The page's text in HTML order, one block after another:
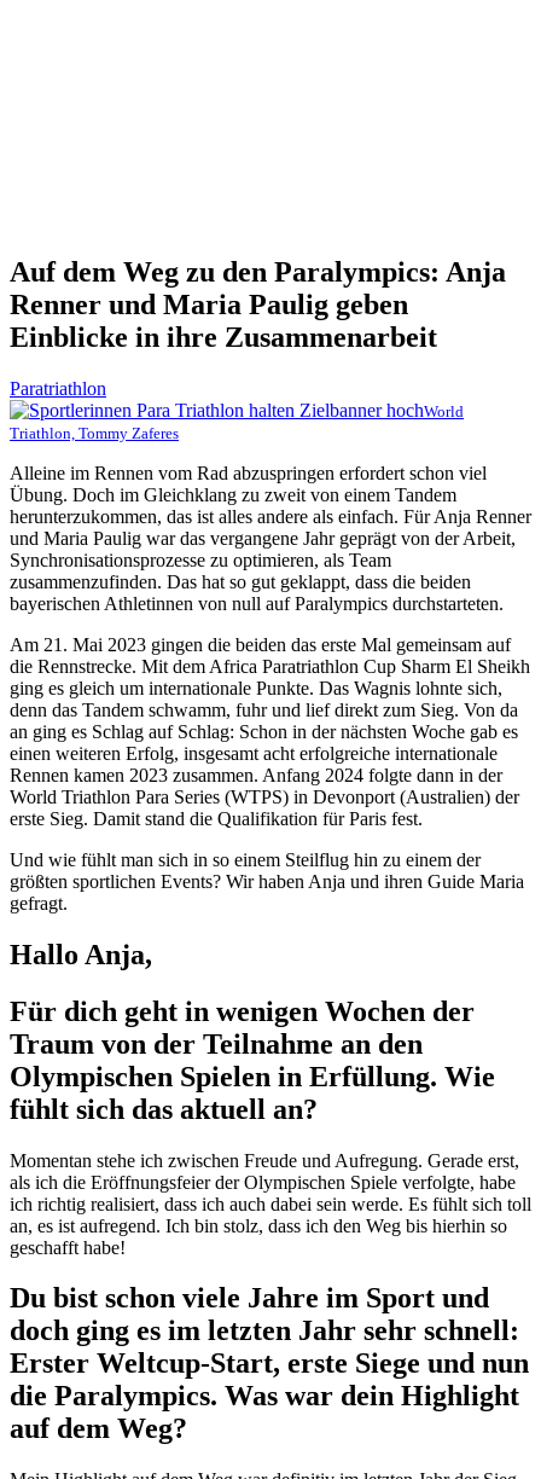
Auf dem Weg zu den Paralympics: Anja
Renner und Maria Paulig geben
Einblicke in ihre Zusammenarbeit
Paratriathlon
World
Triathlon, Tommy Zaferes
Alleine im Rennen vom Rad abzuspringen erfordert schon viel
Übung. Doch im Gleichklang zu zweit von einem Tandem
herunterzukommen, das ist alles andere als einfach. Für Anja Renner
und Maria Paulig war das vergangene Jahr geprägt von der Arbeit,
Synchronisationsprozesse zu optimieren, als Team
zusammenzufinden. Das hat so gut geklappt, dass die beiden
bayerischen Athletinnen von null auf Paralympics durchstarteten.
Am 21. Mai 2023 gingen die beiden das erste Mal gemeinsam auf
die Rennstrecke. Mit dem Africa Paratriathlon Cup Sharm El Sheikh
ging es gleich um internationale Punkte. Das Wagnis lohnte sich,
denn das Tandem schwamm, fuhr und lief direkt zum Sieg. Von da
an ging es Schlag auf Schlag: Schon in der nächsten Woche gab es
einen weiteren Erfolg, insgesamt acht erfolgreiche internationale
Rennen kamen 2023 zusammen. Anfang 2024 folgte dann in der
World Triathlon Para Series (WTPS) in Devonport (Australien) der
erste Sieg. Damit stand die Qualifikation für Paris fest.
Und wie fühlt man sich in so einem Steilflug hin zu einem der
größten sportlichen Events? Wir haben Anja und ihren Guide Maria
gefragt.
Hallo Anja,
Für dich geht in wenigen Wochen der
Traum von der Teilnahme an den
Olympischen Spielen in Erfüllung. Wie
fühlt sich das aktuell an?
Momentan stehe ich zwischen Freude und Aufregung. Gerade erst,
als ich die Eröffnungsfeier der Olympischen Spiele verfolgte, habe
ich richtig realisiert, dass ich auch dabei sein werde. Es fühlt sich toll
an, es ist aufregend. Ich bin stolz, dass ich den Weg bis hierhin so
geschafft habe!
Du bist schon viele Jahre im Sport und
doch ging es im letzten Jahr sehr schnell:
Erster Weltcup-Start, erste Siege und nun
die Paralympics. Was war dein Highlight
auf dem Weg?